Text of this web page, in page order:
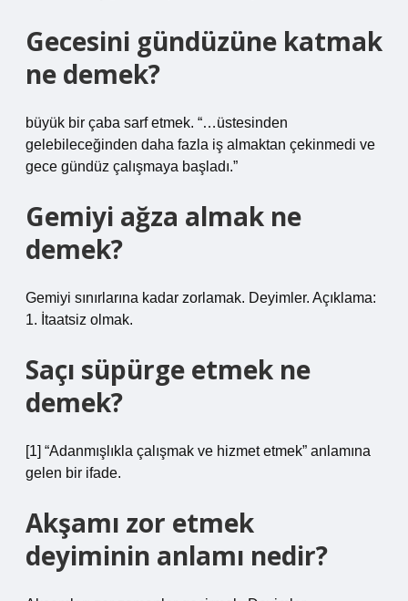
Gecesini gündüzüne katmak
ne demek?
büyük bir çaba sarf etmek. “…üstesinden
gelebileceğinden daha fazla iş almaktan çekinmedi ve
gece gündüz çalışmaya başladı.”
Gemiyi ağza almak ne
demek?
Gemiyi sınırlarına kadar zorlamak. Deyimler. Açıklama:
1. İtaatsiz olmak.
Saçı süpürge etmek ne
demek?
[1] “Adanmışlıkla çalışmak ve hizmet etmek” anlamına
gelen bir ifade.
Akşamı zor etmek
deyiminin anlamı nedir?